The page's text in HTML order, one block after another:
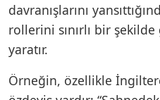
davranışlarını
rollerini sınırlı bir
yaratır.
Örneğin, özellikle